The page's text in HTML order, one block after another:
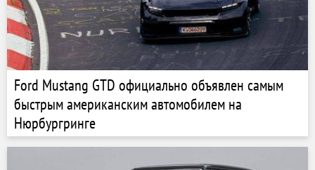
Ford Mustang GTD официально объявлен самым
быстрым американским автомобилем на
Нюрбургринге